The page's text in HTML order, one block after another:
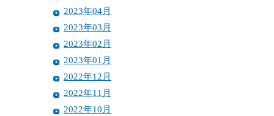
2023年04月
2023年03月
2023年02月
2023年01月
2022年12月
2022年11月
2022年10月